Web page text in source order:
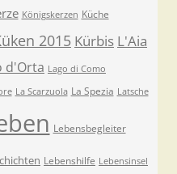
Königskerzen Küche
2015 Kürbis L'Aia
d'Orta Lago di Como
La Scarzuola La Spezia Latsche
Lebensbegleiter
Lebenshilfe Lebensinsel